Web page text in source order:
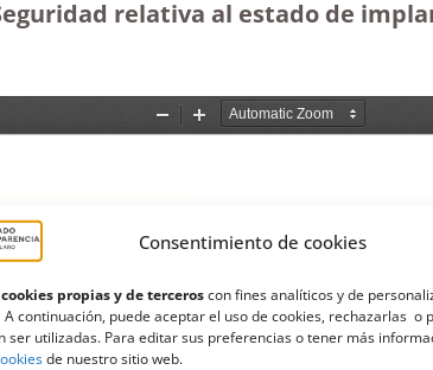
Consentimiento de cookies
propias y de terceroscon fines analíticos y de
continuación, puede aceptar el uso de cookies, rechazarlas o
ser utilizadas. Para editar sus preferencias o tener más
de nuestro sitio web.
relativa al estado de